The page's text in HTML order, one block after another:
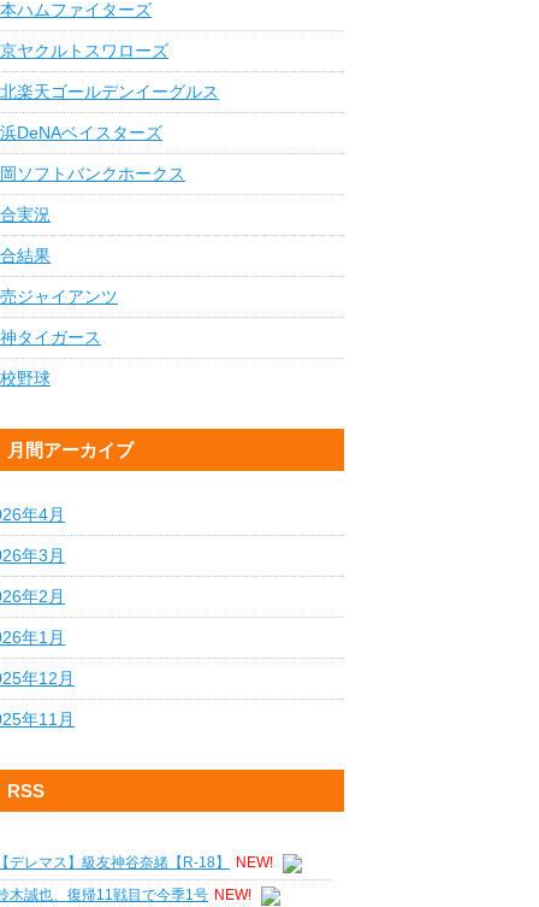
ハムファイターズ
ヤクルトスワローズ
楽天ゴールデンイーグルス
DeNAベイスターズ
ソフトバンクホークス
実況
結果
ジャイアンツ
タイガース
野球
月間アーカイブ
年4月
年3月
年2月
年1月
年12月
年11月
RSS
デレマス】級友神谷奈緒【R-18】
NEW!
木誠也、復帰11戦目で今季1号 NEW!